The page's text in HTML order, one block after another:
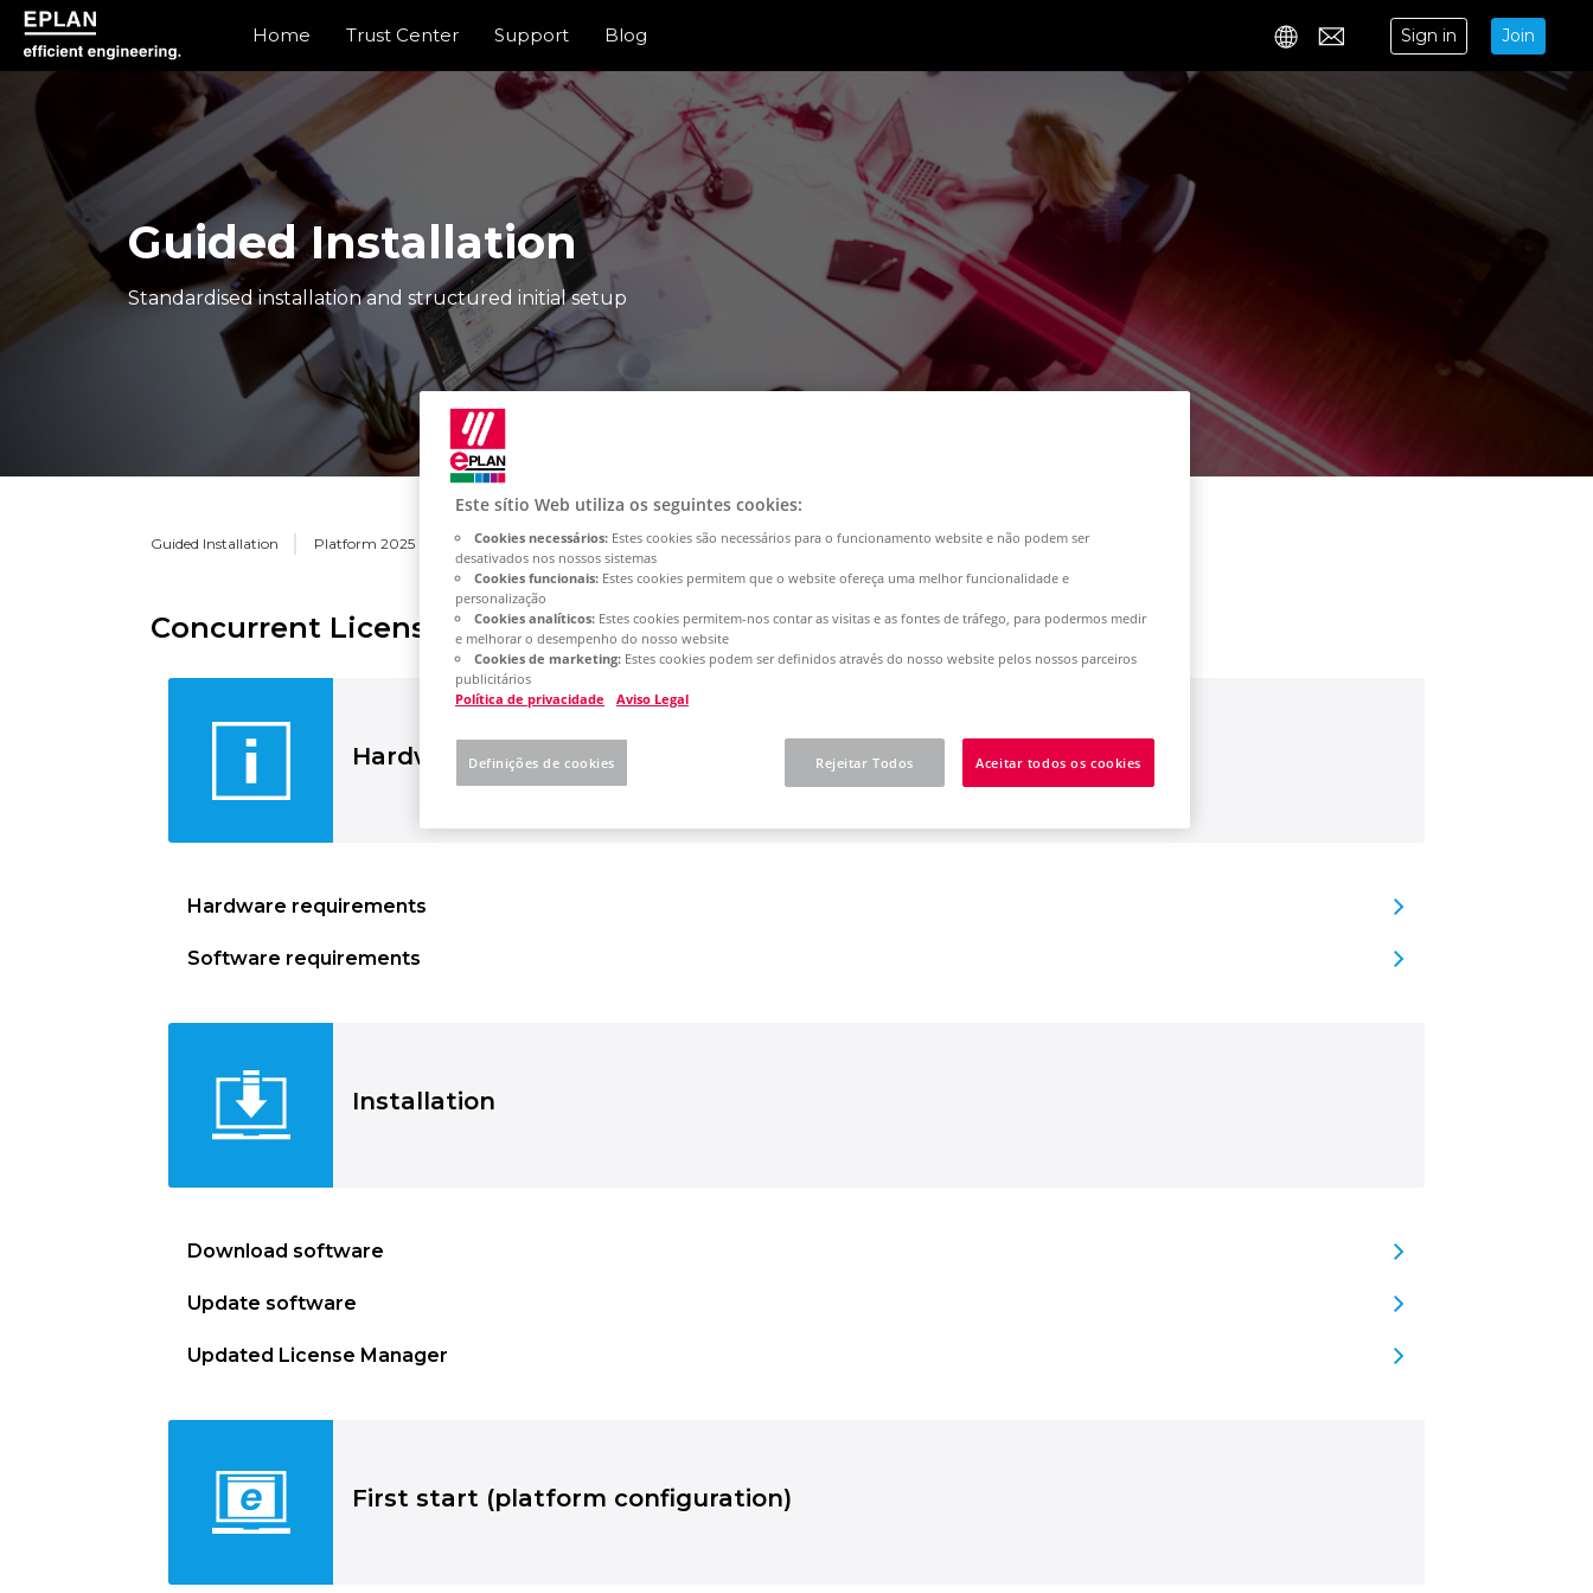
epulse.com home
Home Trust Center Support Blog
Contact
Sign in Join
Guided Installation
Standardised installation and structured initial setup
Guided Installation Platform 2025 Concurrent License - Update Installation
Concurrent License - Update Installation
Hardware and software requirements
Hardware requirements
Software requirements
Installation
Download software
Update software
Updated License Manager
First start (platform configuration)
Este sítio Web utiliza os seguintes cookies:
Cookies necessários: Estes cookies são necessários para o funcionamento website e não podem ser
desativados nos nossos sistemas
Cookies funcionais: Estes cookies permitem que o website ofereça uma melhor funcionalidade e
personalização
Cookies analíticos: Estes cookies permitem-nos contar as visitas e as fontes de tráfego, para podermos medir
e melhorar o desempenho do nosso website
Cookies de marketing: Estes cookies podem ser definidos através do nosso website pelos nossos parceiros
publicitários
Política de privacidade
Aviso Legal
Rejeitar Todos Aceitar todos os cookies
Definições de cookies